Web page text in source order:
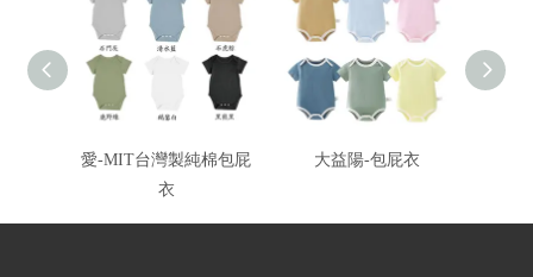
愛-MIT台灣製純棉包屁
衣
大益陽-包屁衣